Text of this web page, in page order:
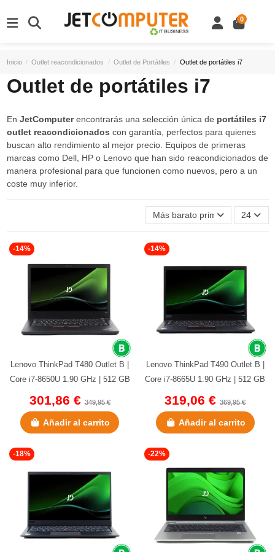
0
Inicio Outlet reacondicionados Outlet de Portátiles Outlet de portátiles i7
Outlet de portátiles i7
En JetComputerencontrarás una selección única de portátiles i7
outlet reacondicionados con garantía, perfectos para quienes
buscan alto rendimiento al mejor precio. Equipos de primeras
marcas como Dell, HP o Lenovo que han sido reacondicionados de
manera profesional para que funcionen como nuevos, pero a un
coste muy inferior.
Más barato primero 24
-14%
Lenovo ThinkPad T480 Outlet B |
Core i7-8650U 1.90 GHz | 512 GB
NVMe | 16 GB DDR4 | 14"...
301,86 €349,95 €
Añadir al carrito
-14%
Lenovo ThinkPad T490 Outlet B |
Core i7-8665U 1.90 GHz | 512 GB
NVMe | 16 GB DDR4 | 14"...
319,06 €369,95 €
Añadir al carrito
-18% -22%